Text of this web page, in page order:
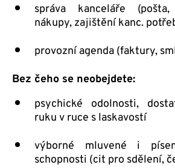
správa kanceláře
nákupy, zajištění kanc.
provozní agenda (faktury,
Bez čeho se neobejdete:
psychické odolnosti,
ruku v ruce s laskavostí
výborné mluvené i
schopnosti (cit pro sdělení,